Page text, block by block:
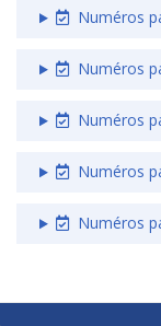
Numéros
Numéros
Numéros
Numéros
Numéros